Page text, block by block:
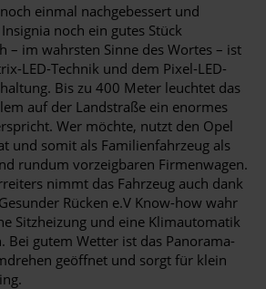
einmal nachgebessert und
noch ein gutes Stück
– im wahrsten Sinne des Wortes – ist
LED-Technik und dem Pixel-LED-
Bis zu 400 Meter leuchtet das
auf der Landstraße ein enormes
Wer möchte, nutzt den Opel
und somit als Familienfahrzeug als
rundum vorzeigbaren Firmenwagen.
nimmt das Fahrzeug auch dank
Rücken e.V Know-how wahr
Sitzheizung und eine Klimautomatik
Bei gutem Wetter ist das Panorama-
geöffnet und sorgt für klein